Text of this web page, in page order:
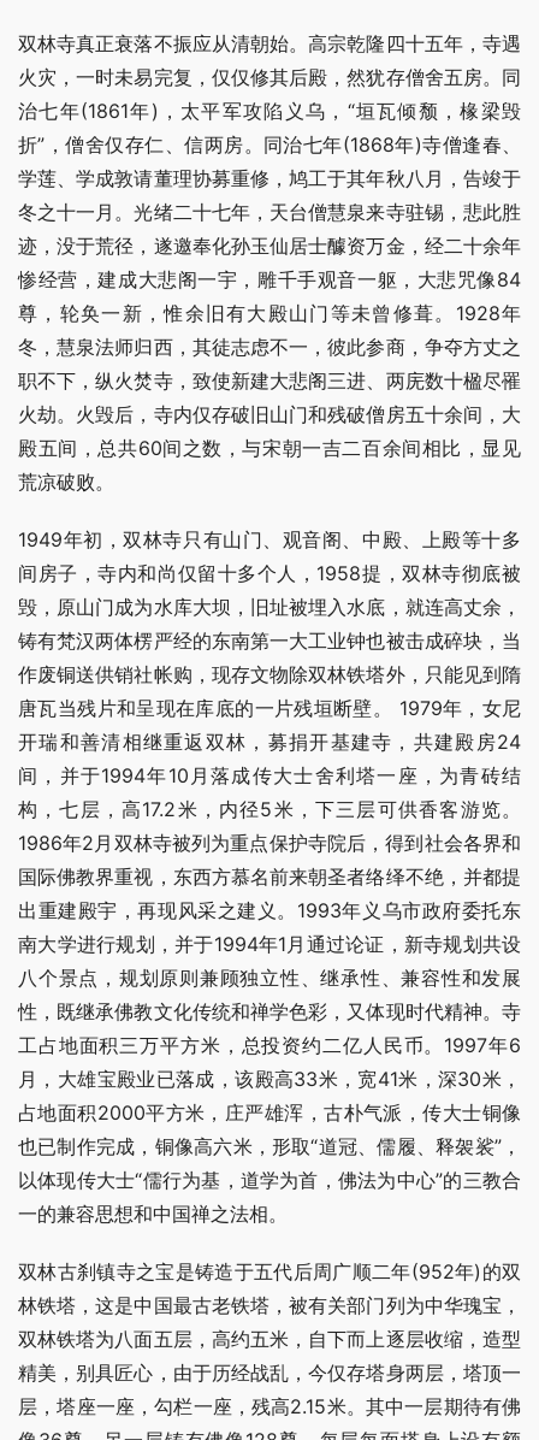
双林寺真正衰落不振应从清朝始。高宗乾隆四十五年，寺遇
火灾，一时未易完复，仅仅修其后殿，然犹存僧舍五房。同
治七年(1861年)，太平军攻陷义乌，“垣瓦倾颓，椽梁毁
折”，僧舍仅存仁、信两房。同治七年(1868年)寺僧逢春、
学莲、学成敦请董理协募重修，鸠工于其年秋八月，告竣于
冬之十一月。光绪二十七年，天台僧慧泉来寺驻锡，悲此胜
迹，没于荒径，遂邀奉化孙玉仙居士醵资万金，经二十余年
惨经营，建成大悲阁一宇，雕千手观音一躯，大悲咒像84
尊，轮奂一新，惟余旧有大殿山门等未曾修葺。1928年
冬，慧泉法师归西，其徒志虑不一，彼此参商，争夺方丈之
职不下，纵火焚寺，致使新建大悲阁三进、两庑数十楹尽罹
火劫。火毁后，寺内仅存破旧山门和残破僧房五十余间，大
殿五间，总共60间之数，与宋朝一吉二百余间相比，显见
荒凉破败。
1949年初，双林寺只有山门、观音阁、中殿、上殿等十多
间房子，寺内和尚仅留十多个人，1958提，双林寺彻底被
毁，原山门成为水库大坝，旧址被埋入水底，就连高丈余，
铸有梵汉两体楞严经的东南第一大工业钟也被击成碎块，当
作废铜送供销社帐购，现存文物除双林铁塔外，只能见到隋
唐瓦当残片和呈现在库底的一片残垣断壁。 1979年，女尼
开瑞和善清相继重返双林，募捐开基建寺，共建殿房24
间，并于1994年10月落成传大士舍利塔一座，为青砖结
构，七层，高17.2米，内径5米，下三层可供香客游览。
1986年2月双林寺被列为重点保护寺院后，得到社会各界和
国际佛教界重视，东西方慕名前来朝圣者络绎不绝，并都提
出重建殿宇，再现风采之建义。1993年义乌市政府委托东
南大学进行规划，并于1994年1月通过论证，新寺规划共设
八个景点，规划原则兼顾独立性、继承性、兼容性和发展
性，既继承佛教文化传统和禅学色彩，又体现时代精神。寺
工占地面积三万平方米，总投资约二亿人民币。1997年6
月，大雄宝殿业已落成，该殿高33米，宽41米，深30米，
占地面积2000平方米，庄严雄浑，古朴气派，传大士铜像
也已制作完成，铜像高六米，形取“道冠、儒履、释袈裟”，
以体现传大士“儒行为基，道学为首，佛法为中心”的三教合
一的兼容思想和中国禅之法相。
双林古刹镇寺之宝是铸造于五代后周广顺二年(952年)的双
林铁塔，这是中国最古老铁塔，被有关部门列为中华瑰宝，
双林铁塔为八面五层，高约五米，自下而上逐层收缩，造型
精美，别具匠心，由于历经战乱，今仅存塔身两层，塔顶一
层，塔座一座，勾栏一座，残高2.15米。其中一层期待有佛